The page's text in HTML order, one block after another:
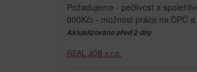
Požadujeme - pečlivost a
000Kč) - možnost práce na DPČ
Aktualizováno před 2 dny
REAL JOB s.r.o.